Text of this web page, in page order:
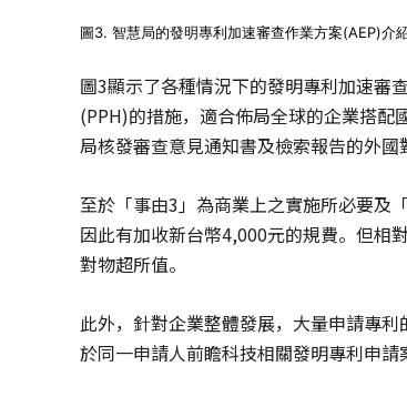
圖3. 智慧局的發明專利加速審查作業方案(AEP)介
圖3顯示了各種情況下的發明專利加速審
(PPH)的措施，適合佈局全球的企業搭配
局核發審查意見通知書及檢索報告的外國
至於「事由3」為商業上之實施所必要及
因此有加收新台幣4,000元的規費。但相
對物超所值。
此外，針對企業整體發展，大量申請專
於同一申請人前瞻科技相關發明專利申請